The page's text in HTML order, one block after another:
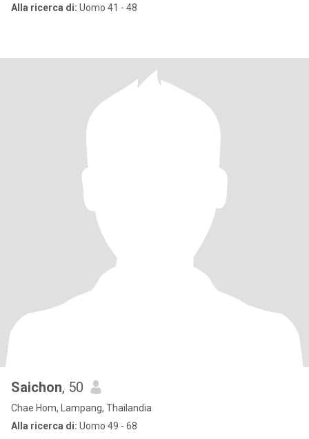
Alla ricerca di: Uomo 41 - 48
Saichon, 50
Chae Hom, Lampang, Thailandia
Alla ricerca di: Uomo 49 - 68